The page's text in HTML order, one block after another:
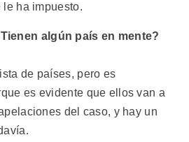
le ha impuesto.
algún país en mente?
de países, pero es
es evidente que ellos van a
del caso, y hay un